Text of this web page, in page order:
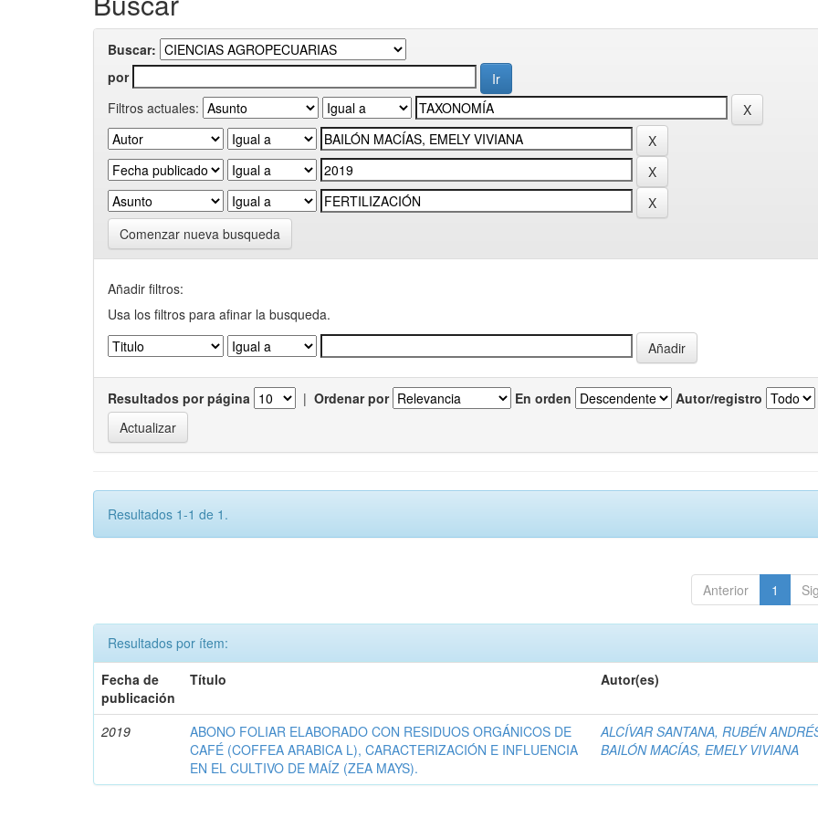
Buscar:
por
Filtros actuales:
Comenzar nueva busqueda
Añadir filtros:
Usa los filtros para afinar la busqueda.
Resultados por página | Ordenar por En orden Autor/registro
Resultados 1-1 de 1.
Anterior 1
Resultados por ítem:
Fecha de
publicación
Título Autor(es)
2019
ABONO FOLIAR ELABORADO CON RESIDUOS ORGÁNICOS DE
CAFÉ (COFFEA ARABICA L), CARACTERIZACIÓN E INFLUENCIA
EN EL CULTIVO DE MAÍZ (ZEA MAYS).
ALCÍVAR SANTANA, RUBÉN
BAILÓN MACÍAS, EMELY VIVIANA